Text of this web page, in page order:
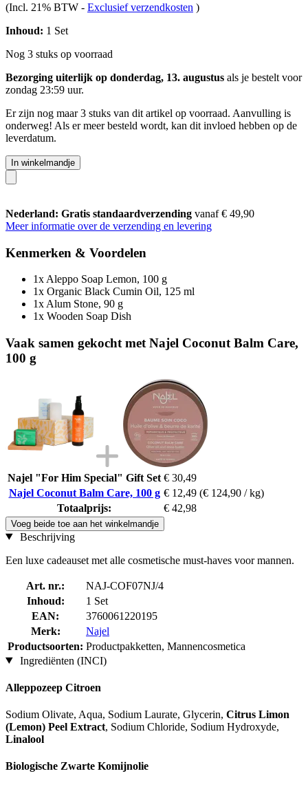
(Incl. 21% BTW - Exclusief verzendkosten )
Inhoud: 1 Set
Nog 3 stuks op voorraad
Bezorging uiterlijk op donderdag, 13. augustus als je bestelt voor
zondag 23:59 uur.
Er zijn nog maar 3 stuks van dit artikel op voorraad. Aanvulling is
onderweg! Als er meer besteld wordt, kan dit invloed hebben op de
leverdatum.
In winkelmandje
Nederland: Gratis standaardverzending vanaf € 49,90
Meer informatie over de verzending en levering
Kenmerken & Voordelen
1x Aleppo Soap Lemon, 100 g
1x Organic Black Cumin Oil, 125 ml
1x Alum Stone, 90 g
1x Wooden Soap Dish
Vaak samen gekocht met Najel Coconut Balm Care,
100 g
Najel "For Him Special" Gift Set € 30,49
Najel Coconut Balm Care, 100 g € 12,49 (€ 124,90 / kg)
Totaalprijs:
€ 42,98
Voeg beide toe aan het winkelmandje
Beschrijving
Een luxe cadeauset met alle cosmetische must-haves voor mannen.
Art. nr.:
NAJ-COF07NJ/4
Inhoud:
1 Set
EAN:
3760061220195
Merk:
Najel
Productsoorten: Productpakketten, Mannencosmetica
Ingrediënten (INCI)
Alleppozeep Citroen
Sodium Olivate, Aqua, Sodium Laurate, Glycerin, Citrus Limon
(Lemon) Peel Extract, Sodium Chloride, Sodium Hydroxyde,
Linalool
Biologische Zwarte Komijnolie